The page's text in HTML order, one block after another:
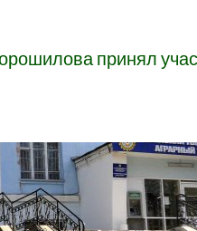
принял